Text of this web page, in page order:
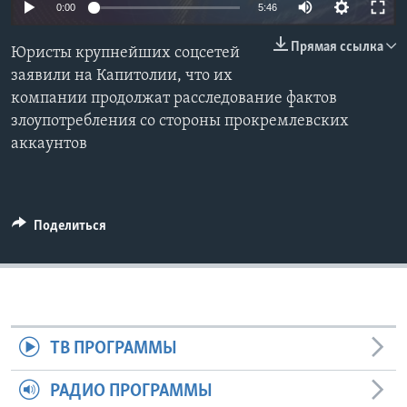
СОЦИАЛЬНЫЕ СЕТИ
0:00 5:46
Прямая ссылка
Юристы крупнейших соцсетей
заявили на Капитолии, что их
компании продолжат расследование фактов
злоупотребления со стороны прокремлевских
аккаунтов
Поделиться
ТВ ПРОГРАММЫ
РАДИО ПРОГРАММЫ